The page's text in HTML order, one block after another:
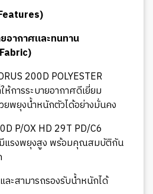
อากาศและทนทาน
200D POLYESTER
ห้การระบายอากาศดีเยี่ยม
พยุงน้ำหนักตัวได้อย่างมั่นคง
P/OX HD 29T PD/C6
มีแรงพยุงสูง พร้อมคุณสมบัติกัน
ะสามารถรองรับน้ำหนักได้